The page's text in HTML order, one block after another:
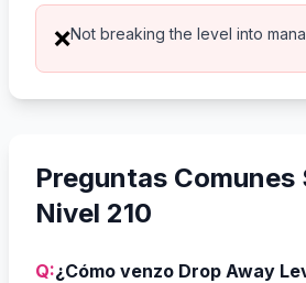
❌Not breaking the level into
Preguntas Comunes
Nivel 210
Q:¿Cómo venzo Drop Away